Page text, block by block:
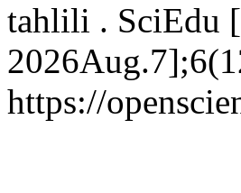
tahlili . SciEdu
https://